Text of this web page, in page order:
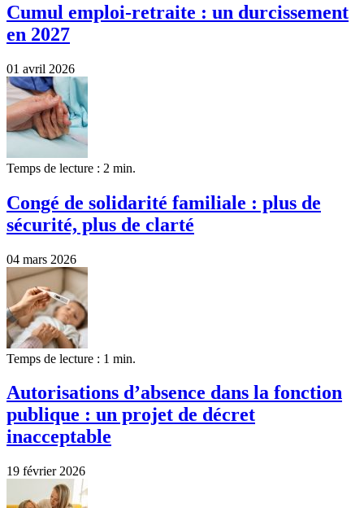
Cumul emploi-retraite : un durcissement
en 2027
01 avril 2026
Temps de lecture : 2 min.
Congé de solidarité familiale : plus de
sécurité, plus de clarté
04 mars 2026
Temps de lecture : 1 min.
Autorisations d’absence dans la fonction
publique : un projet de décret
inacceptable
19 février 2026